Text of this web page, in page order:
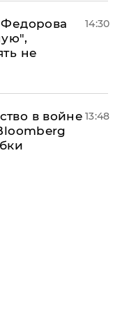
не
14:30
в войне 13:48